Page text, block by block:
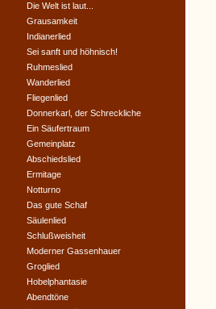
Die Welt ist laut...
Grausamkeit
Indianerlied
Sei sanft und höhnisch!
Ruhmeslied
Wanderlied
Fliegenlied
Donnerkarl, der Schreckliche
Ein Säufertraum
Gemeinplatz
Abschiedslied
Ermitage
Notturno
Das gute Schaf
Säulenlied
Schlußweisheit
Moderner Gassenhauer
Groglied
Hobelphantasie
Abendtöne